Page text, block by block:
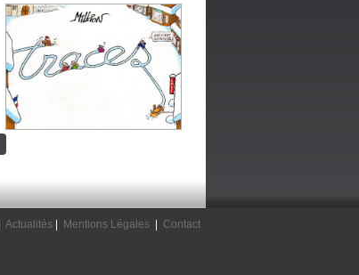
Actualités| Mentions Légales|
Contact